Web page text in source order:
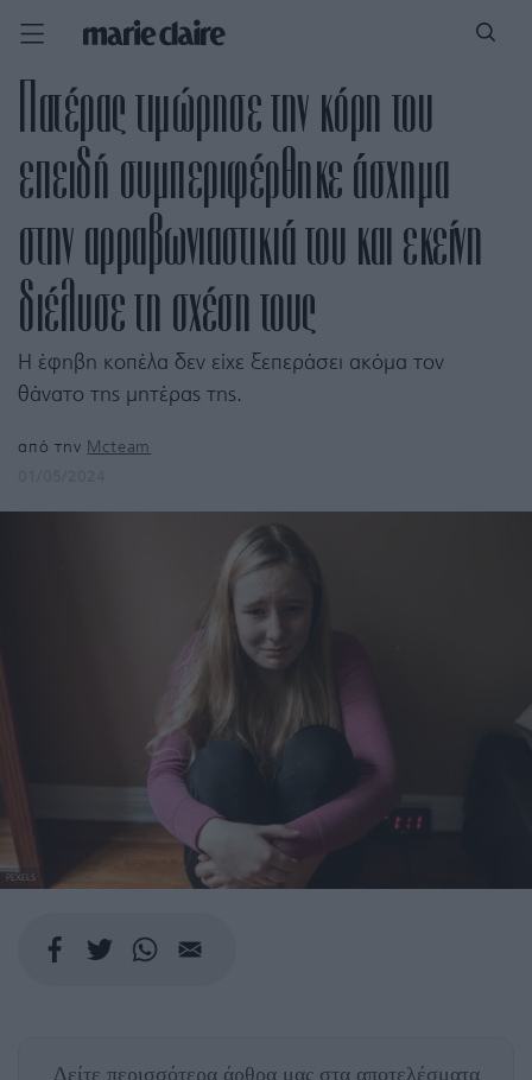
Πατέρας τιμώρησε την κόρη του
επειδή συμπεριφέρθηκε άσχημα
στην αρραβωνιαστικιά του και εκείνη
διέλυσε τη σχέση τους
Η έφηβη κοπέλα δεν είχε ξεπεράσει ακόμα τον
θάνατο της μητέρας της.
από την Mcteam
PEXELS
Δείτε περισσότερα άρθρα μας στα αποτελέσματα